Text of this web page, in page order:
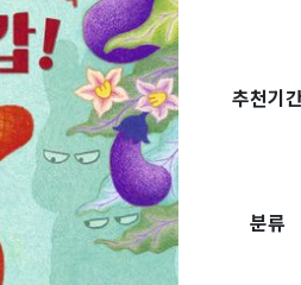
추천기
분류